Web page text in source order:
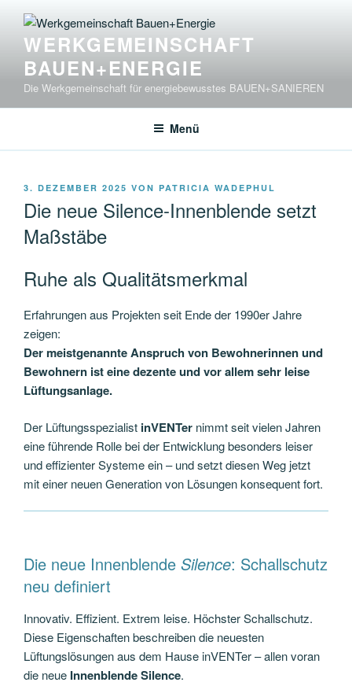
Inhalt
springenWERKGEMEINSCHAFT
BAUEN+ENERGIE
Die Werkgemeinschaft für energiebewusstes BAUEN+SANIEREN
Menü
VERÖFFENTLICHT
3. DEZEMBER 2025 VON PATRICIA WADEPHUL
Die neue Silence-Innenblende setzt
Maßstäbe
Ruhe als Qualitätsmerkmal
Erfahrungen aus Projekten seit Ende der 1990er Jahre
zeigen:
Der meistgenannte Anspruch von Bewohnerinnen und
Bewohnern ist eine dezente und vor allem sehr leise
Lüftungsanlage.
Der Lüftungsspezialist inVENTer nimmt seit vielen Jahren
eine führende Rolle bei der Entwicklung besonders leiser
und effizienter Systeme ein – und setzt diesen Weg jetzt
mit einer neuen Generation von Lösungen konsequent fort.
Die neue Innenblende Silence: Schallschutz
neu definiert
Innovativ. Effizient. Extrem leise. Höchster Schallschutz.
Diese Eigenschaften beschreiben die neuesten
Lüftungslösungen aus dem Hause inVENTer – allen voran
die neue Innenblende Silence.